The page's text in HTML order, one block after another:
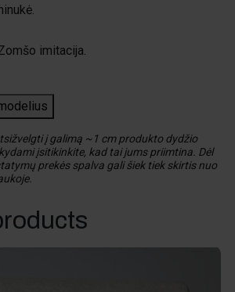
imitacija.
į galimą ~1 cm produkto dydžio
įsitikinkite, kad tai jums priimtina. Dėl
prekės spalva gali šiek tiek skirtis nuo